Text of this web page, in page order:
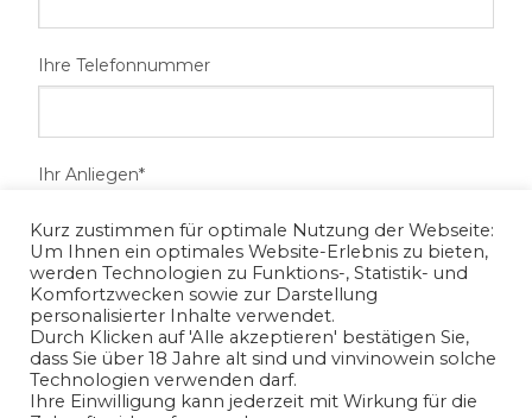
Ihre Telefonnummer
Ihr Anliegen*
Kurz zustimmen für optimale Nutzung der Webseite:
Um Ihnen ein optimales Website-Erlebnis zu bieten,
werden Technologien zu Funktions-, Statistik- und
Komfortzwecken sowie zur Darstellung
personalisierter Inhalte verwendet.
Durch Klicken auf 'Alle akzeptieren' bestätigen Sie,
dass Sie über 18 Jahre alt sind und vinvinowein solche
Technologien verwenden darf.
Ihre Einwilligung kann jederzeit mit Wirkung für die